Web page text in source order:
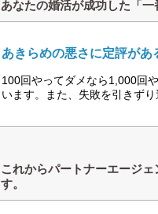
あなたの婚活が成功した「
あきらめの悪さに定評があ
100回やってダメなら1,000回
います。また、失敗を引きず
これからパートナーエージ
す。